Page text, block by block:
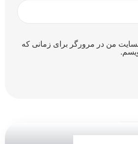
من در مرورگر برای زمانی که